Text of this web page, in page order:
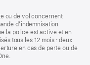
ou de vol concernent
d’indemnisation
la police est active et en
tous les 12 mois : deux
en cas de perte ou de